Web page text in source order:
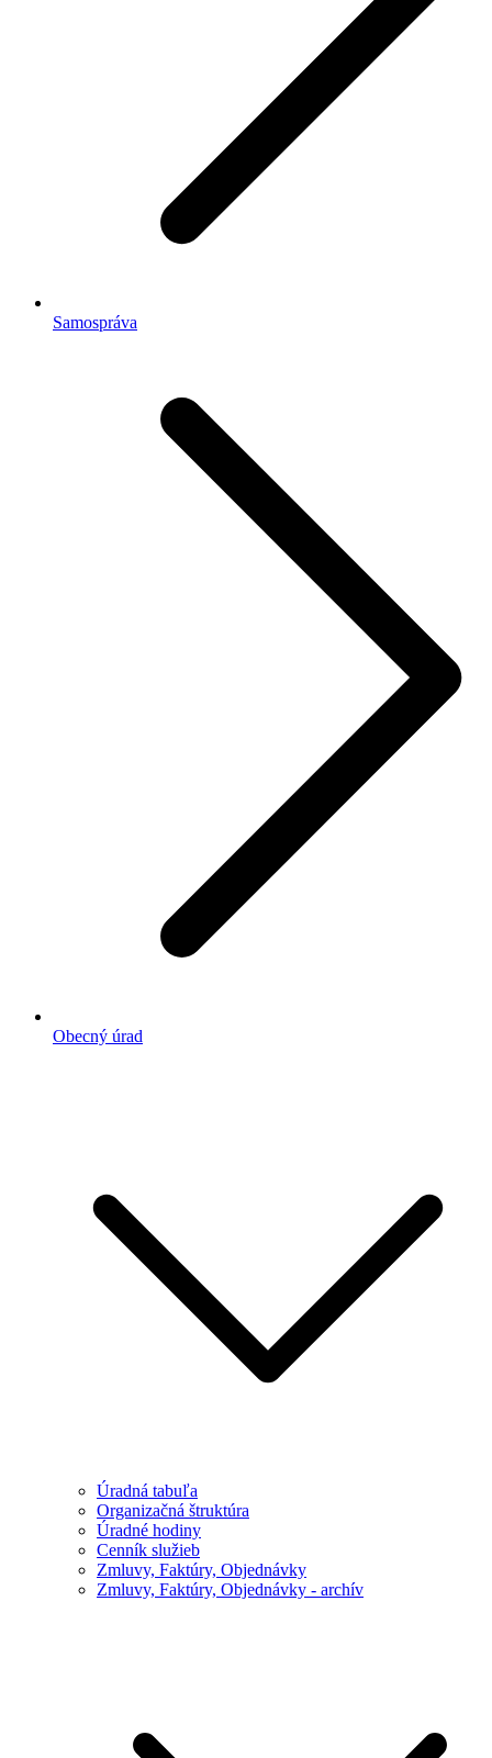
Samospráva
Obecný úrad
Úradná tabuľa
Organizačná štruktúra
Úradné hodiny
Cenník služieb
Zmluvy, Faktúry, Objednávky
Zmluvy, Faktúry, Objednávky - archív